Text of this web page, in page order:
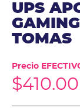
UPS
TOMAS
Precio
$410.00